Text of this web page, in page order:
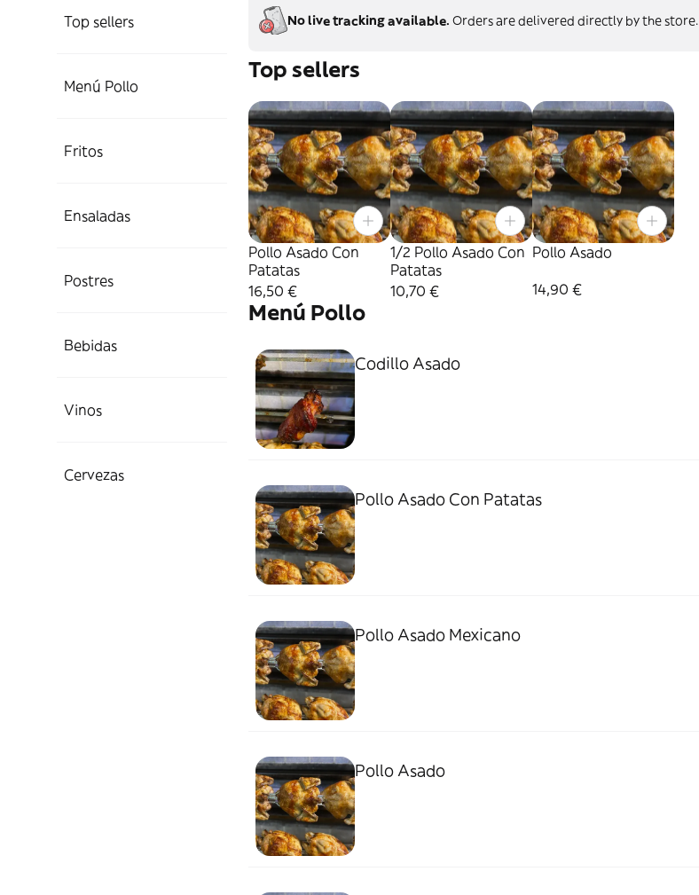
Top sellers
Menú Pollo
Fritos
Ensaladas
Postres
Bebidas
Vinos
Cervezas
No live tracking available. Orders are delivered directly by the store.
Top sellers
Pollo Asado Con
Patatas
16,50 €
1/2 Pollo Asado Con
Patatas
10,70 €
Pollo Asado
14,90 €
Menú Pollo
Codillo Asado
Pollo Asado Con Patatas
Pollo Asado Mexicano
Pollo Asado